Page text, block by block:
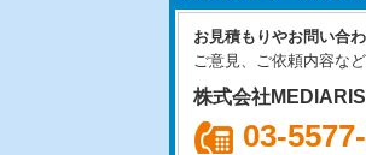
お見積もりやお問い合
ご意見、ご依頼内容な
株式会社
03-